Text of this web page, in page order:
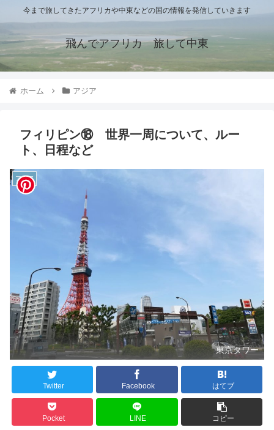
今まで旅してきたアフリカや中東などの国の情報を発信していきます
飛んでアフリカ 旅して中東
ホーム アジア
フィリピン⑱ 世界一周について、ルー
ト、日程など
アジア
東京タワー
Twitter Facebook はてブ
Pocket LINE コピー